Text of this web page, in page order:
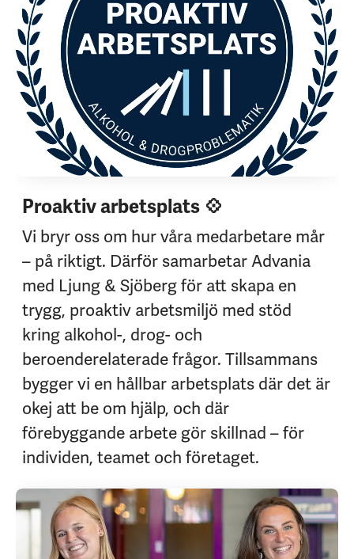
Proaktiv arbetsplats 💠
Vi bryr oss om hur våra medarbetare mår
– på riktigt. Därför samarbetar Advania
med Ljung & Sjöberg för att skapa en
trygg, proaktiv arbetsmiljö med stöd
kring alkohol-, drog- och
beroenderelaterade frågor. Tillsammans
bygger vi en hållbar arbetsplats där det är
okej att be om hjälp, och där
förebyggande arbete gör skillnad – för
individen, teamet och företaget.